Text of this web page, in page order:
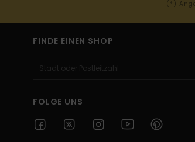
(*)
FINDE EINEN SHOP
FOLGE UNS